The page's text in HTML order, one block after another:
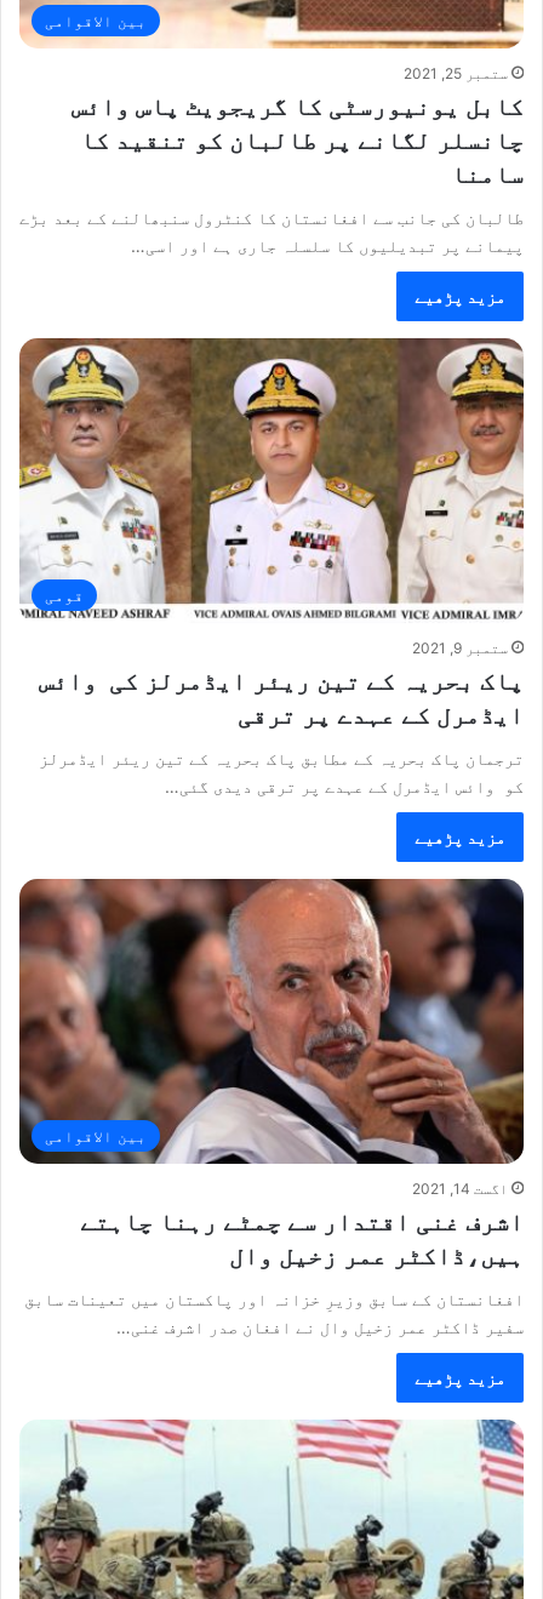
بین الاقوامی
ستمبر 25, 2021
کابل یونیورسٹی کا گریجویٹ پاس وائس
چانسلر لگانے پر طالبان کو تنقید کا
سامنا
طالبان کی جانب سے افغانستان کا کنٹرول سنبھالنے کے بعد بڑے
پیمانے پر تبدیلیوں کا سلسلہ جاری ہے اور اسی…
مزید پڑھیے
قومی
ستمبر 9, 2021
پاک بحریہ کے تین ریئر ایڈمرلز کی وائس
ایڈمرل کے عہدے پر ترقی
ترجمان پاک بحریہ کے مطابق پاک بحریہ کے تین ریئر ایڈمرلز
کو وائس ایڈمرل کے عہدے پر ترقی دیدی گئی…
مزید پڑھیے
بین الاقوامی
اگست 14, 2021
اشرف غنی اقتدار سے چمٹے رہنا چاہتے
ہیں،ڈاکٹر عمر زخیل وال
افغانستان کے سابق وزیرِ خزانہ اور پاکستان میں تعینات سابق
سفیر ڈاکٹر عمر زخیل وال نے افغان صدر اشرف غنی…
مزید پڑھیے